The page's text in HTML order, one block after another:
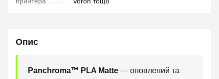
Опис
Panchroma™ PLA Matte — оновлений та